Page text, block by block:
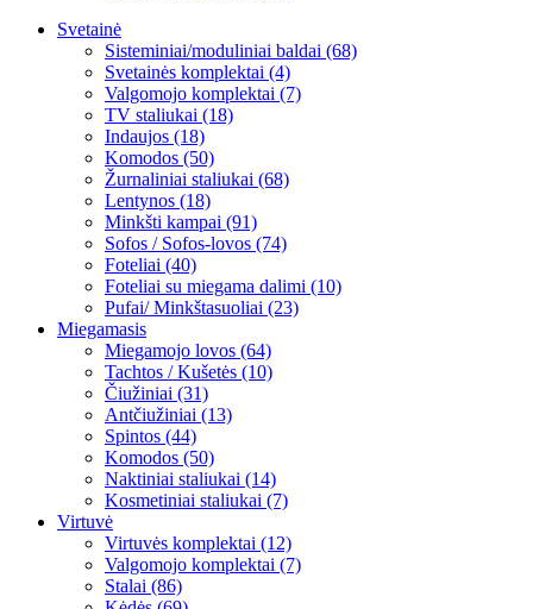
Svetainė
Sisteminiai/moduliniai baldai (68)
Svetainės komplektai (4)
Valgomojo komplektai (7)
TV staliukai (18)
Indaujos (18)
Komodos (50)
Žurnaliniai staliukai (68)
Lentynos (18)
Minkšti kampai (91)
Sofos / Sofos-lovos (74)
Foteliai (40)
Foteliai su miegama dalimi (10)
Pufai/ Minkštasuoliai (23)
Miegamasis
Miegamojo lovos (64)
Tachtos / Kušetės (10)
Čiužiniai (31)
Antčiužiniai (13)
Spintos (44)
Komodos (50)
Naktiniai staliukai (14)
Kosmetiniai staliukai (7)
Virtuvė
Virtuvės komplektai (12)
Valgomojo komplektai (7)
Stalai (86)